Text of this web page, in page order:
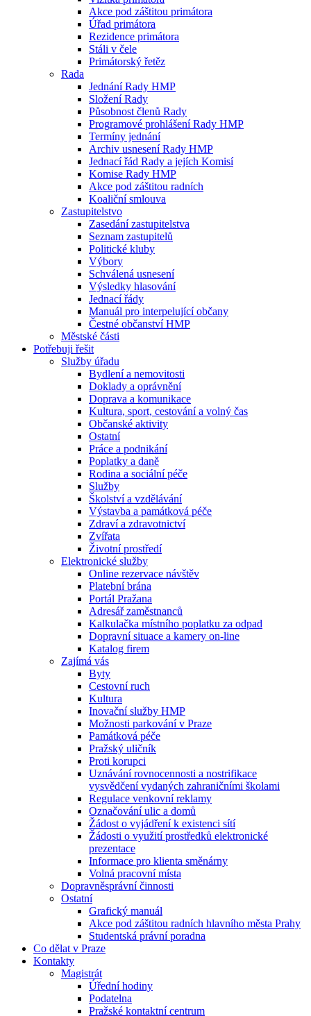
Akce pod záštitou primátora
Úřad primátora
Rezidence primátora
Stáli v čele
Primátorský řetěz
Rada
Jednání Rady HMP
Složení Rady
Působnost členů Rady
Programové prohlášení Rady HMP
Termíny jednání
Archiv usnesení Rady HMP
Jednací řád Rady a jejích Komisí
Komise Rady HMP
Akce pod záštitou radních
Koaliční smlouva
Zastupitelstvo
Zasedání zastupitelstva
Seznam zastupitelů
Politické kluby
Výbory
Schválená usnesení
Výsledky hlasování
Jednací řády
Manuál pro interpelující občany
Čestné občanství HMP
Městské části
Potřebuji řešit
Služby úřadu
Bydlení a nemovitosti
Doklady a oprávnění
Doprava a komunikace
Kultura, sport, cestování a volný čas
Občanské aktivity
Ostatní
Práce a podnikání
Poplatky a daně
Rodina a sociální péče
Služby
Školství a vzdělávání
Výstavba a památková péče
Zdraví a zdravotnictví
Zvířata
Životní prostředí
Elektronické služby
Online rezervace návštěv
Platební brána
Portál Pražana
Adresář zaměstnanců
Kalkulačka místního poplatku za odpad
Dopravní situace a kamery on-line
Katalog firem
Zajímá vás
Byty
Cestovní ruch
Kultura
Inovační služby HMP
Možnosti parkování v Praze
Památková péče
Pražský uličník
Proti korupci
Uznávání rovnocennosti a nostrifikace
vysvědčení vydaných zahraničními školami
Regulace venkovní reklamy
Označování ulic a domů
Žádost o vyjádření k existenci sítí
Žádosti o využití prostředků elektronické
prezentace
Informace pro klienta směnárny
Volná pracovní místa
Dopravněsprávní činnosti
Ostatní
Grafický manuál
Akce pod záštitou radních hlavního města Prahy
Studentská právní poradna
Co dělat v Praze
Kontakty
Magistrát
Úřední hodiny
Podatelna
Pražské kontaktní centrum